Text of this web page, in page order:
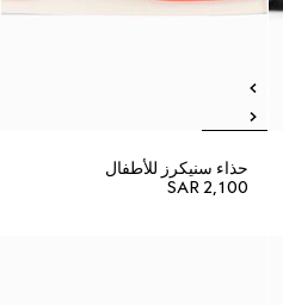
حذاء سنيكرز للأطفال
SAR 2,100